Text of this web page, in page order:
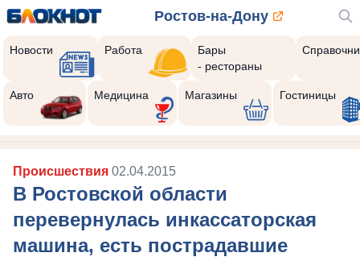
Ростов-на-Дону
Новости Работа
Бары
- рестораны
Авто Медицина Магазины Гостиницы
Происшествия 02.04.2015
В Ростовской области
перевернулась инкассаторская
машина, есть пострадавшие